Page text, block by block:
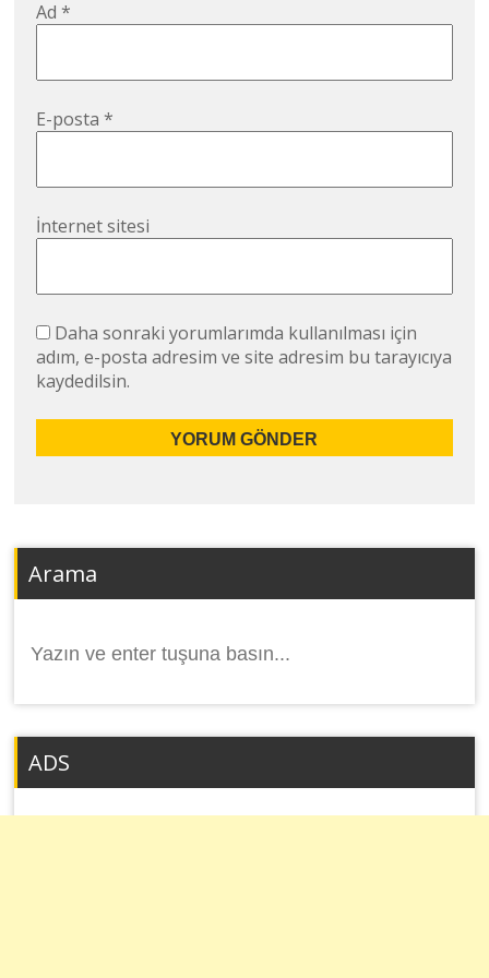
Ad*
E-posta*
İnternet sitesi
Daha sonraki yorumlarımda kullanılması için
adım, e-posta adresim ve site adresim bu tarayıcıya
kaydedilsin.
Arama
yap:
ADS